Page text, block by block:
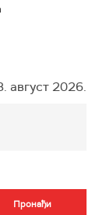
август 2026.